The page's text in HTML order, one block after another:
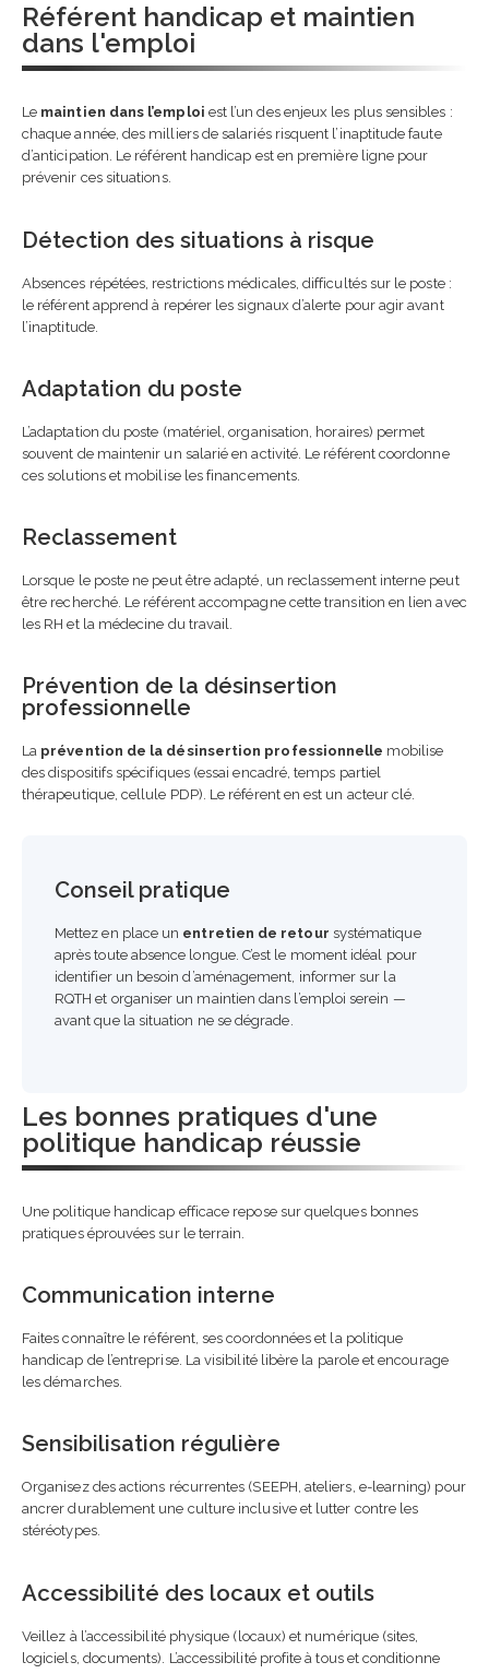
Référent handicap et maintien
dans l'emploi
Le maintien dans l’emploi est l’un des enjeux les plus sensibles :
chaque année, des milliers de salariés risquent l’inaptitude faute
d’anticipation. Le référent handicap est en première ligne pour
prévenir ces situations.
Détection des situations à risque
Absences répétées, restrictions médicales, difficultés sur le poste :
le référent apprend à repérer les signaux d’alerte pour agir avant
l’inaptitude.
Adaptation du poste
L’adaptation du poste (matériel, organisation, horaires) permet
souvent de maintenir un salarié en activité. Le référent coordonne
ces solutions et mobilise les financements.
Reclassement
Lorsque le poste ne peut être adapté, un reclassement interne peut
être recherché. Le référent accompagne cette transition en lien avec
les RH et la médecine du travail.
Prévention de la désinsertion
professionnelle
La prévention de la désinsertion professionnelle mobilise
des dispositifs spécifiques (essai encadré, temps partiel
thérapeutique, cellule PDP). Le référent en est un acteur clé.
Conseil pratique
Mettez en place un entretien de retour systématique
après toute absence longue. C’est le moment idéal pour
identifier un besoin d’aménagement, informer sur la
RQTH et organiser un maintien dans l’emploi serein —
avant que la situation ne se dégrade.
Les bonnes pratiques d'une
politique handicap réussie
Une politique handicap efficace repose sur quelques bonnes
pratiques éprouvées sur le terrain.
Communication interne
Faites connaître le référent, ses coordonnées et la politique
handicap de l’entreprise. La visibilité libère la parole et encourage
les démarches.
Sensibilisation régulière
Organisez des actions récurrentes (SEEPH, ateliers, e-learning) pour
ancrer durablement une culture inclusive et lutter contre les
stéréotypes.
Accessibilité des locaux et outils
Veillez à l’accessibilité physique (locaux) et numérique (sites,
logiciels, documents). L’accessibilité profite à tous et conditionne